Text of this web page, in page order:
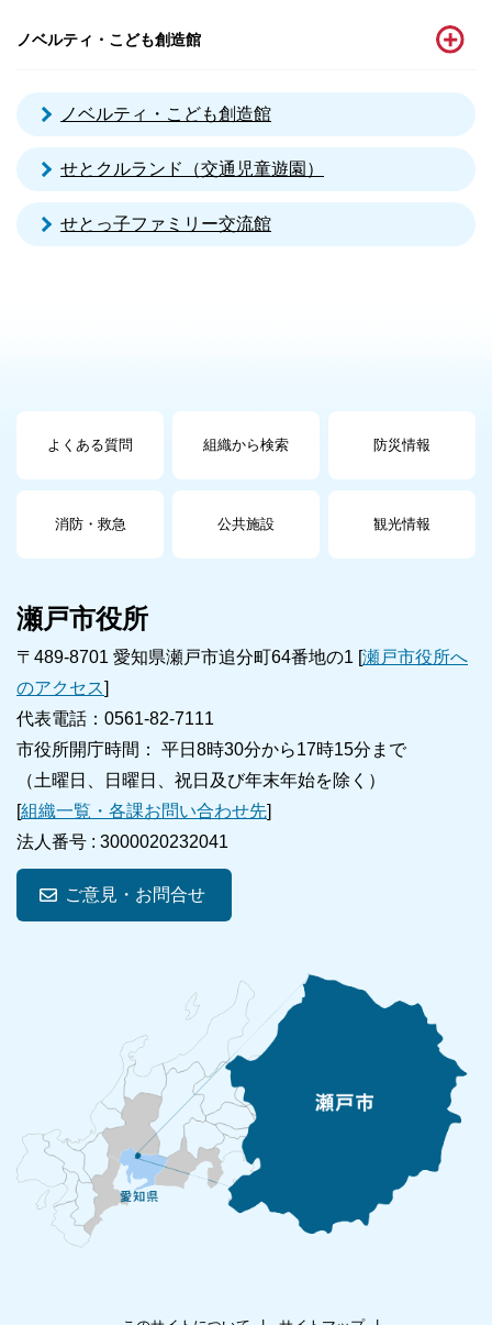
ノベルティ・こども創造館
ノベルティ・こども創造館
せとクルランド（交通児童遊園）
せとっ子ファミリー交流館
よくある質問 組織から検索 防災情報
消防・救急 公共施設 観光情報
瀬戸市役所
〒489-8701 愛知県瀬戸市追分町64番地の1 [瀬戸市役所へ
のアクセス]
代表電話：0561-82-7111
市役所開庁時間： 平日8時30分から17時15分まで
（土曜日、日曜日、祝日及び年末年始を除く）
[組織一覧・各課お問い合わせ先]
法人番号 : 3000020232041
ご意見・お問合せ